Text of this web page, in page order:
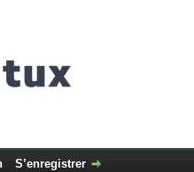
S’enregistrer